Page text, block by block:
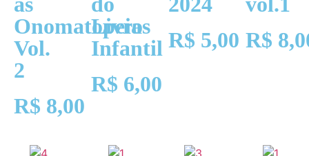
Onomatopeias
Vol.
2
R$ 8,00
Livro
Infantil
R$ 6,00
R$ 5,00 R$